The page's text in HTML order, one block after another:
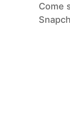
Come